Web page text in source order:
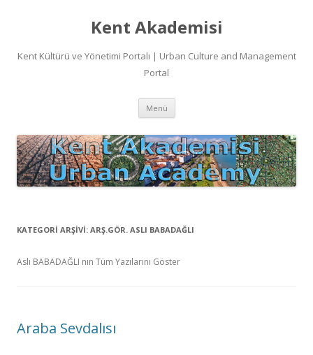
Kent Akademisi
Kent Kültürü ve Yönetimi Portalı | Urban Culture and Management
Portal
Menü İçeriğe
KATEGORI ARŞIVI: ARŞ.GÖR. ASLI BABADAĞLI
Aslı BABADAĞLI nın Tüm Yazılarını Göster
Araba Sevdalısı